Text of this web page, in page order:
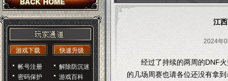
游戏下载 快速升级
帐号注册
解除防沉迷
密码保护
游戏百科
江
2024年
经过了持续的两周的DNF火
的几场周赛也请各位还没有拿